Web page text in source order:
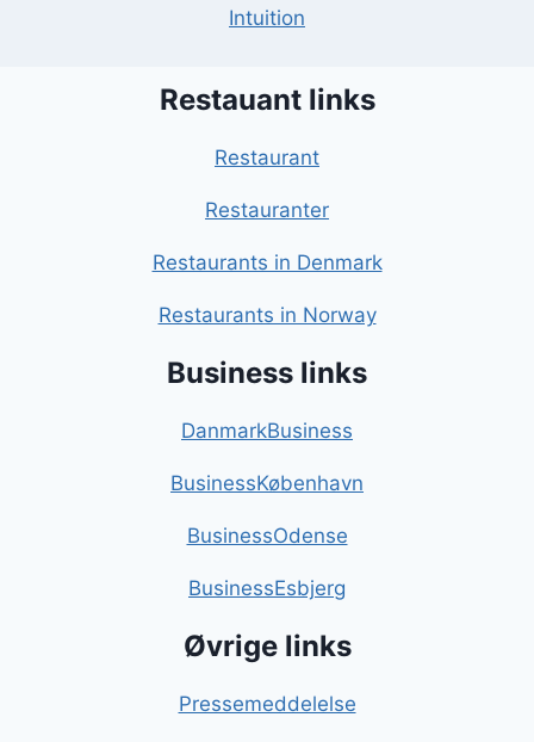
Intuition
Restauant links
Restaurant
Restauranter
Restaurants in Denmark
Restaurants in Norway
Business links
DanmarkBusiness
BusinessKøbenhavn
BusinessOdense
BusinessEsbjerg
Øvrige links
Pressemeddelelse